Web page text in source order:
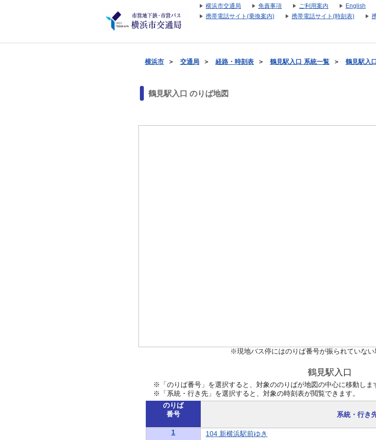
横浜市交通局 免責事項 ご利用案内 English
携帯電話サイト(乗換案内)
携帯電話サイト(時刻表)
横浜市 ＞ 交通局 ＞ 経路・時刻表 ＞ 鶴見駅入口 系統一覧 ＞ 鶴見駅入
鶴見駅入口 のりば地図
※現地バス停にはのりば番号が振られていない
鶴見駅入口
※「のりば番号」を選択すると、対象ののりばが地図の中心に移動しま
※「系統・行き先」を選択すると、対象の時刻表が閲覧できます。
のりば
番号
系統・行き
1 104 新横浜駅前ゆき